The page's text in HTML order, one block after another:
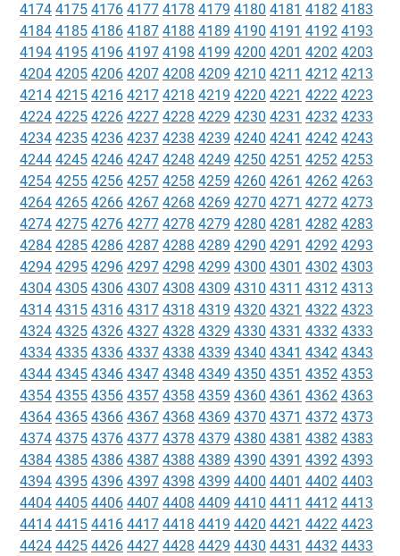
4174 4175 4176 4177 4178 4179 4180 4181 4182 4183
4184 4185 4186 4187 4188 4189 4190 4191 4192 4193
4194 4195 4196 4197 4198 4199 4200 4201 4202 4203
4204 4205 4206 4207 4208 4209 4210 4211 4212 4213
4214 4215 4216 4217 4218 4219 4220 4221 4222 4223
4224 4225 4226 4227 4228 4229 4230 4231 4232 4233
4234 4235 4236 4237 4238 4239 4240 4241 4242 4243
4244 4245 4246 4247 4248 4249 4250 4251 4252 4253
4254 4255 4256 4257 4258 4259 4260 4261 4262 4263
4264 4265 4266 4267 4268 4269 4270 4271 4272 4273
4274 4275 4276 4277 4278 4279 4280 4281 4282 4283
4284 4285 4286 4287 4288 4289 4290 4291 4292 4293
4294 4295 4296 4297 4298 4299 4300 4301 4302 4303
4304 4305 4306 4307 4308 4309 4310 4311 4312 4313
4314 4315 4316 4317 4318 4319 4320 4321 4322 4323
4324 4325 4326 4327 4328 4329 4330 4331 4332 4333
4334 4335 4336 4337 4338 4339 4340 4341 4342 4343
4344 4345 4346 4347 4348 4349 4350 4351 4352 4353
4354 4355 4356 4357 4358 4359 4360 4361 4362 4363
4364 4365 4366 4367 4368 4369 4370 4371 4372 4373
4374 4375 4376 4377 4378 4379 4380 4381 4382 4383
4384 4385 4386 4387 4388 4389 4390 4391 4392 4393
4394 4395 4396 4397 4398 4399 4400 4401 4402 4403
4404 4405 4406 4407 4408 4409 4410 4411 4412 4413
4414 4415 4416 4417 4418 4419 4420 4421 4422 4423
4424 4425 4426 4427 4428 4429 4430 4431 4432 4433